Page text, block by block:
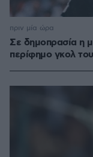
Σε δημοπρασία η
περίφημο γκολ
πριν μία ώρα